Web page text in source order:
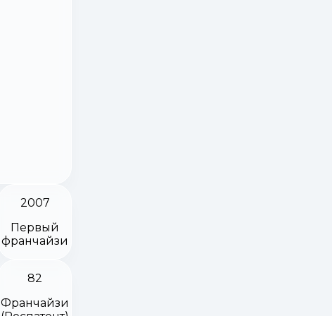
2007
Первый
франчайзи
82
Франчайзи